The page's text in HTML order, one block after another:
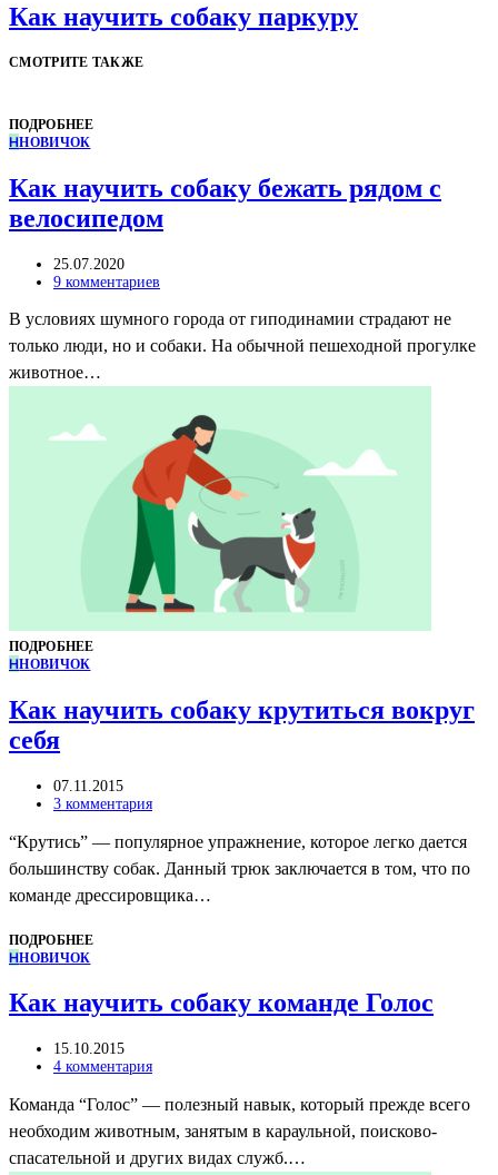
Как научить собаку паркуру
СМОТРИТЕ ТАКЖЕ
ПОДРОБНЕЕ
ННОВИЧОК
Как научить собаку бежать рядом с
велосипедом
25.07.2020
9 комментариев
В условиях шумного города от гиподинамии страдают не
только люди, но и собаки. На обычной пешеходной прогулке
животное…
ПОДРОБНЕЕ
ННОВИЧОК
Как научить собаку крутиться вокруг
себя
07.11.2015
3 комментария
“Крутись” — популярное упражнение, которое легко дается
большинству собак. Данный трюк заключается в том, что по
команде дрессировщика…
ПОДРОБНЕЕ
ННОВИЧОК
Как научить собаку команде Голос
15.10.2015
4 комментария
Команда “Голос” — полезный навык, который прежде всего
необходим животным, занятым в караульной, поисково-
спасательной и других видах служб.…